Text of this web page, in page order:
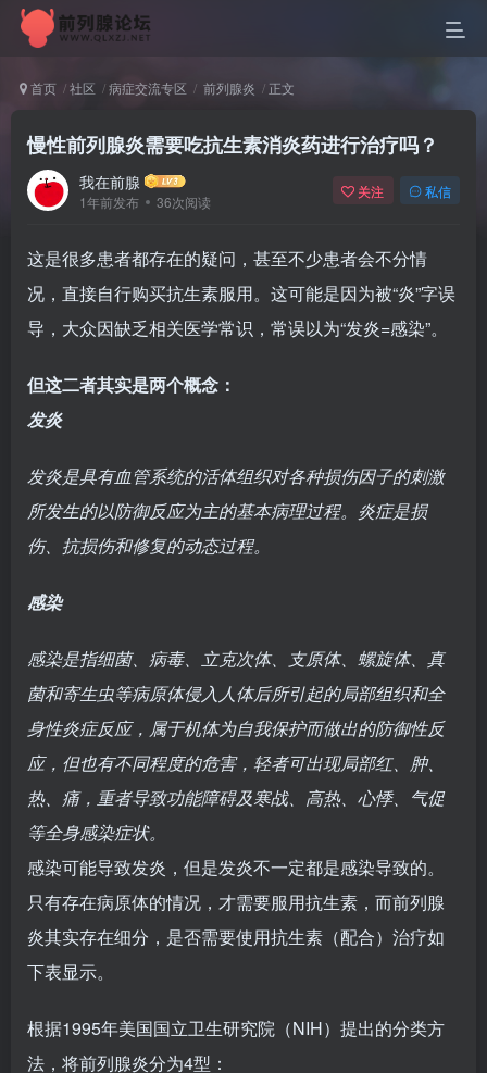
首页 社区 病症交流专区 前列腺炎 正文
慢性前列腺炎需要吃抗生素消炎药进行治疗吗？
我在前腺
1年前发布 36次阅读
关注 私信
这是很多患者都存在的疑问，甚至不少患者会不分情
况，直接自行购买抗生素服用。这可能是因为被“炎”字误
导，大众因缺乏相关医学常识，常误以为“发炎=感染”。
但这二者其实是两个概念：
发炎
发炎是具有血管系统的活体组织对各种损伤因子的刺激
所发生的以防御反应为主的基本病理过程。炎症是损
伤、抗损伤和修复的动态过程。
感染
感染是指细菌、病毒、立克次体、支原体、螺旋体、真
菌和寄生虫等病原体侵入人体后所引起的局部组织和全
身性炎症反应，属于机体为自我保护而做出的防御性反
应，但也有不同程度的危害，轻者可出现局部红、肿、
热、痛，重者导致功能障碍及寒战、高热、心悸、气促
等全身感染症状。
感染可能导致发炎，但是发炎不一定都是感染导致的。
只有存在病原体的情况，才需要服用抗生素，而前列腺
炎其实存在细分，是否需要使用抗生素（配合）治疗如
下表显示。
根据1995年美国国立卫生研究院（NIH）提出的分类方
法，将前列腺炎分为4型：